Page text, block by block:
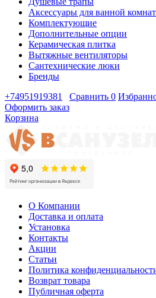
Аксессуары для ванной
Комплектующие
Дополнительные опции
Керамическая плитка
Вытяжные вентиляторы
Сантехнические люки
Бренды
+74951919381
Сравнить 0
Оформить заказ
Корзина
О Компании
Доставка и оплата
Установка
Контакты
Акции
Статьи
Политика
Возврат товара
Публичная оферта